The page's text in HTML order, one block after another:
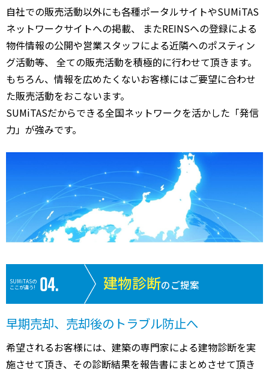
自社での販売活動以外にも各種ポータルサイトやSUMiTAS
ネットワークサイトへの掲載、 またREINSへの登録による
物件情報の公開や営業スタッフによる近隣へのポスティン
グ活動等、 全ての販売活動を積極的に行わせて頂きます。
もちろん、情報を広めたくないお客様にはご要望に合わせ
た販売活動をおこないます。
SUMiTASだからできる全国ネットワークを活かした「発信
力」が強みです。
SUMiTASの
ここが違う!
建物診断のご提案
早期売却、売却後のトラブル防止へ
希望されるお客様には、建築の専門家による建物診断を実
施させて頂き、その診断結果を報告書にまとめさせて頂き